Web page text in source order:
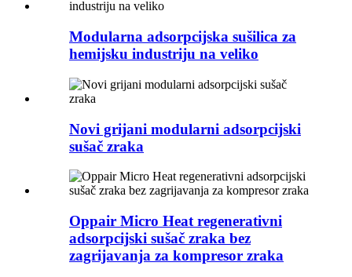
Modularna adsorpcijska sušilica za
hemijsku industriju na veliko
Novi grijani modularni adsorpcijski
sušač zraka
Oppair Micro Heat regenerativni
adsorpcijski sušač zraka bez
zagrijavanja za kompresor zraka